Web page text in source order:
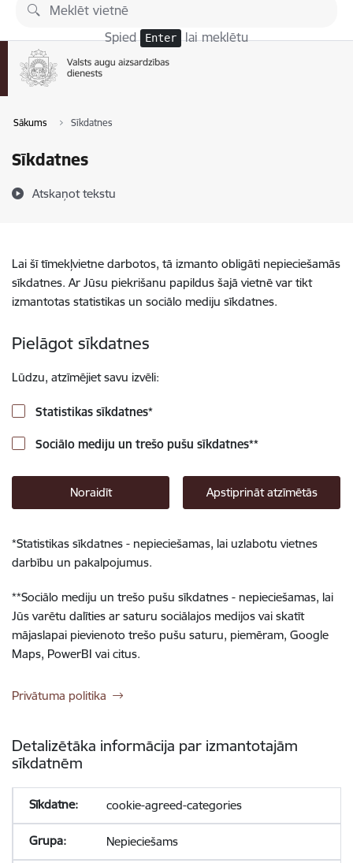
Pāriet uz lapas saturu
Spied Enter lai meklētu
Sākums Sīkdatnes
Sīkdatnes
Atskaņot tekstu
Lai šī tīmekļvietne darbotos, tā izmanto obligāti nepieciešamās
sīkdatnes. Ar Jūsu piekrišanu papildus šajā vietnē var tikt
izmantotas statistikas un sociālo mediju sīkdatnes.
Pielāgot sīkdatnes
Lūdzu, atzīmējiet savu izvēli:
Statistikas sīkdatnes*
Sociālo mediju un trešo pušu sīkdatnes**
Noraidīt Apstiprināt atzīmētās
*Statistikas sīkdatnes - nepieciešamas, lai uzlabotu vietnes
darbību un pakalpojumus.
**Sociālo mediju un trešo pušu sīkdatnes - nepieciešamas, lai
Jūs varētu dalīties ar saturu sociālajos medijos vai skatīt
mājaslapai pievienoto trešo pušu saturu, piemēram, Google
Maps, PowerBI vai citus.
Privātuma politika
Detalizētāka informācija par izmantotajām
sīkdatnēm
cookie-agreed-categories
Nepieciešams